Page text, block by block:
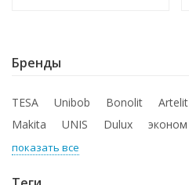
Бренды
TESA Unibob Bonolit Artelit
Makita
UNIS Dulux эконом
показать все